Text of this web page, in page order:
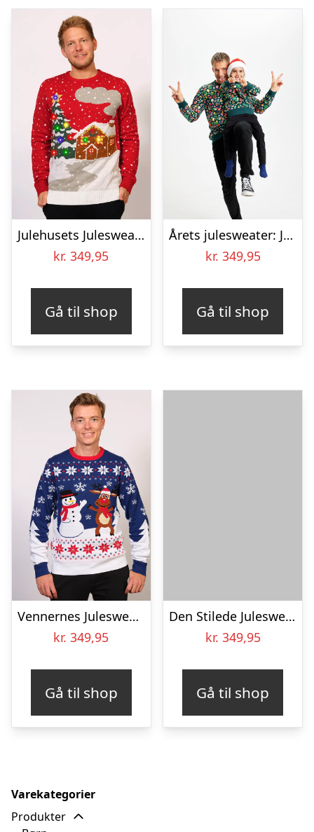
Julehusets Julesweater – herre / mænd
kr. 349,95
Gå til shop
Årets julesweater: Julesweatshirt – herre / mænd. Ugly Christmas Sweater lavet i Danmark
kr. 349,95
Gå til shop
Vennernes Julesweater – herre / mænd.
kr. 349,95
Gå til shop
Den Stilede Julesweater Beige – herre / mænd.
kr. 349,95
Gå til shop
Varekategorier
Produkter